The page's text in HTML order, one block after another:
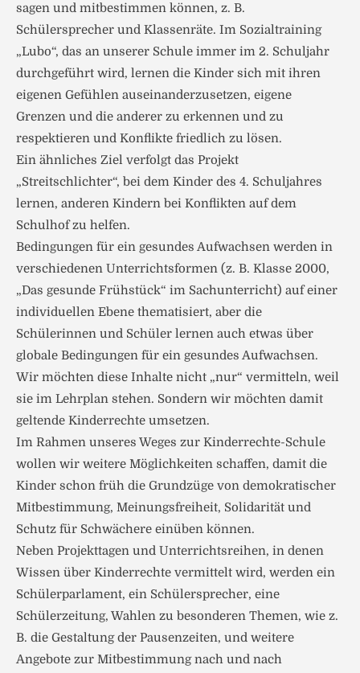
sagen und mitbestimmen können, z. B.
Schülersprecher und Klassenräte. Im Sozialtraining
„Lubo“, das an unserer Schule immer im 2. Schuljahr
durchgeführt wird, lernen die Kinder sich mit ihren
eigenen Gefühlen auseinanderzusetzen, eigene
Grenzen und die anderer zu erkennen und zu
respektieren und Konflikte friedlich zu lösen.
Ein ähnliches Ziel verfolgt das Projekt
„Streitschlichter“, bei dem Kinder des 4. Schuljahres
lernen, anderen Kindern bei Konflikten auf dem
Schulhof zu helfen.
Bedingungen für ein gesundes Aufwachsen werden in
verschiedenen Unterrichtsformen (z. B. Klasse 2000,
„Das gesunde Frühstück“ im Sachunterricht) auf einer
individuellen Ebene thematisiert, aber die
Schülerinnen und Schüler lernen auch etwas über
globale Bedingungen für ein gesundes Aufwachsen.
Wir möchten diese Inhalte nicht „nur“ vermitteln, weil
sie im Lehrplan stehen. Sondern wir möchten damit
geltende Kinderrechte umsetzen.
Im Rahmen unseres Weges zur Kinderrechte-Schule
wollen wir weitere Möglichkeiten schaffen, damit die
Kinder schon früh die Grundzüge von demokratischer
Mitbestimmung, Meinungsfreiheit, Solidarität und
Schutz für Schwächere einüben können.
Neben Projekttagen und Unterrichtsreihen, in denen
Wissen über Kinderrechte vermittelt wird, werden ein
Schülerparlament, ein Schülersprecher, eine
Schülerzeitung, Wahlen zu besonderen Themen, wie z.
B. die Gestaltung der Pausenzeiten, und weitere
Angebote zur Mitbestimmung nach und nach